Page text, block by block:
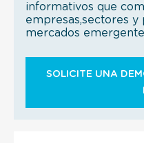
informativos que
empresas,sectores y
mercados
SOLICITE UNA